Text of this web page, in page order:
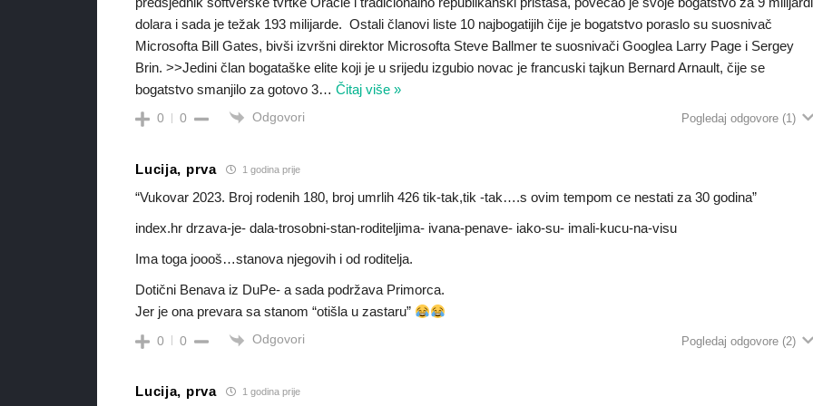
dolara i sada je težak 193 milijarde. Ostali članovi liste 10 najbogatijih čije je bogatstvo poraslo su suosnivač
Microsofta Bill Gates, bivši izvršni direktor Microsofta Steve Ballmer te suosnivači Googlea Larry Page i Sergey
Brin. >>Jedini član bogataške elite koji je u srijedu izgubio novac je francuski tajkun Bernard Arnault, čije se
bogatstvo smanjilo za gotovo 3…Čitaj više »
0 0 Odgovori Pogledaj odgovore (1)
Lucija, prva 1 godina prije
“Vukovar 2023. Broj rodenih 180, broj umrlih 426 tik-tak,tik -tak….s ovim tempom ce nestati za 30 godina”
index.hr drzava-je- dala-trosobni-stan-roditeljima- ivana-penave- iako-su- imali-kucu-na-visu
Ima toga joooš…stanova njegovih i od roditelja.
Dotični Benava iz DuPe- a sada podržava Primorca.
Jer je ona prevara sa stanom “otišla u zastaru”
0 0 Odgovori Pogledaj odgovore (2)
Lucija, prva 1 godina prije